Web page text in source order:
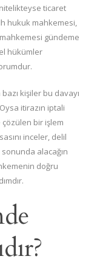
ticaret
hukuk mahkemesi,
gündeme
hükümler
kişiler bu davayı
itirazın iptali
bir işlem
inceler, delil
alacağın
doğru